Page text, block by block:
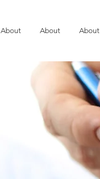
About About About